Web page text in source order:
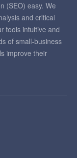
(SEO) easy. We
and critical
tools intuitive and
of small-business
improve their